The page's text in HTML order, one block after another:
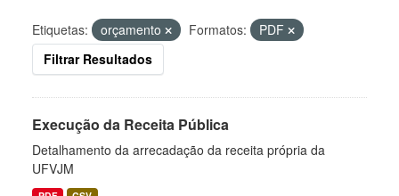
Etiquetas: orçamento Formatos:
PDF
Filtrar Resultados
Execução da Receita Pública
Detalhamento da arrecadação da receita própria da
UFVJM